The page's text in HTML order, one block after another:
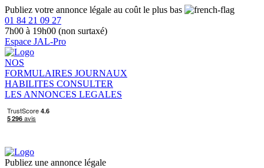
Publiez votre annonce légale au coût le plus bas
01 84 21 09 27
7h00 à 19h00 (non surtaxé)
Espace JAL-Pro
NOS
FORMULAIRES JOURNAUX
HABILITES CONSULTER
LES ANNONCES LEGALES
Publiez une annonce légale